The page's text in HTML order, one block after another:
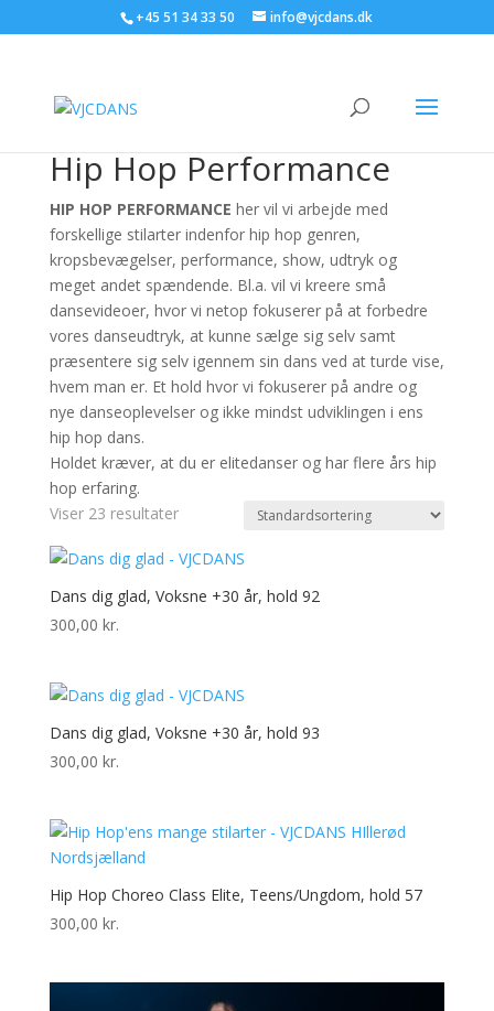
+45 51 34 33 50 info@vjcdans.dk
Hip Hop Performance
HIP HOP PERFORMANCE her vil vi arbejde med
forskellige stilarter indenfor hip hop genren,
kropsbevægelser, performance, show, udtryk og
meget andet spændende. Bl.a. vil vi kreere små
dansevideoer, hvor vi netop fokuserer på at forbedre
vores danseudtryk, at kunne sælge sig selv samt
præsentere sig selv igennem sin dans ved at turde vise,
hvem man er. Et hold hvor vi fokuserer på andre og
nye danseoplevelser og ikke mindst udviklingen i ens
hip hop dans.
Holdet kræver, at du er elitedanser og har flere års hip
hop erfaring.
Viser 23 resultater
Dans dig glad, Voksne +30 år, hold 92
300,00 kr.
Dans dig glad, Voksne +30 år, hold 93
300,00 kr.
Hip Hop Choreo Class Elite, Teens/Ungdom, hold 57
300,00 kr.